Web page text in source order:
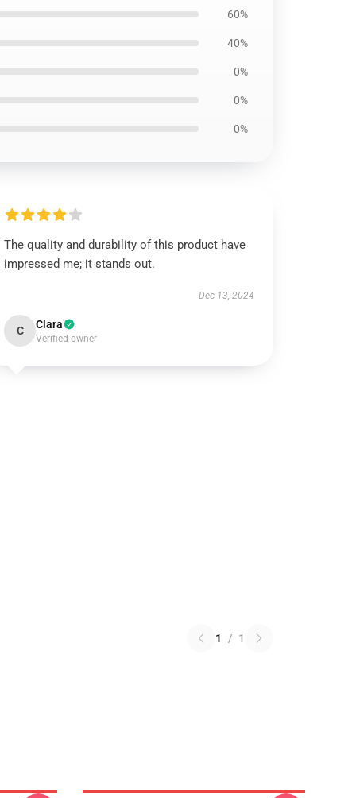
60%
40%
0%
0%
0%
The quality and durability of this product have
impressed me; it stands out.
Dec 13, 2024
C Clara
Verified owner
1 / 1